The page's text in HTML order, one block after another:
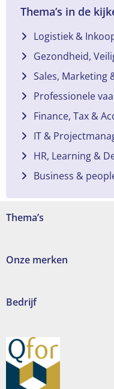
Thema’s in de
Logistiek &
Gezondheid,
Sales, Marketing
Professionele
Finance, Tax &
IT &
HR, Learning &
Business &
Thema’s
Onze merken
Bedrijf